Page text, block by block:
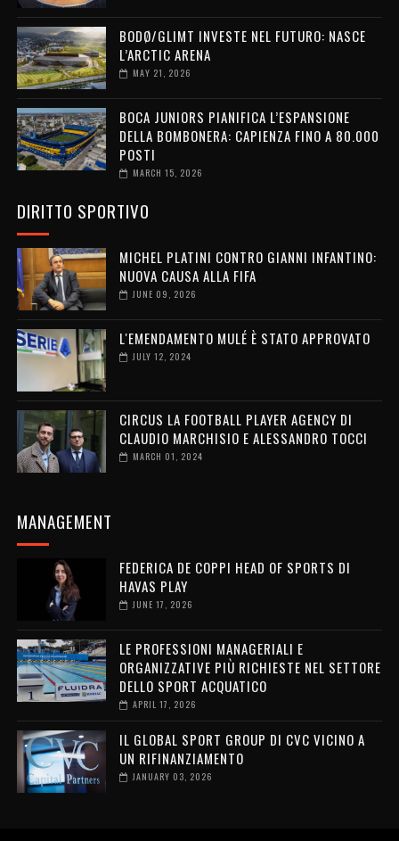
BODØ/GLIMT INVESTE NEL FUTURO: NASCE
L’ARCTIC ARENA
MAY 21, 2026
BOCA JUNIORS PIANIFICA L’ESPANSIONE
DELLA BOMBONERA: CAPIENZA FINO A 80.000
POSTI
MARCH 15, 2026
DIRITTO SPORTIVO
MICHEL PLATINI CONTRO GIANNI INFANTINO:
NUOVA CAUSA ALLA FIFA
JUNE 09, 2026
L'EMENDAMENTO MULÉ È STATO APPROVATO
JULY 12, 2024
CIRCUS LA FOOTBALL PLAYER AGENCY DI
CLAUDIO MARCHISIO E ALESSANDRO TOCCI
MARCH 01, 2024
MANAGEMENT
FEDERICA DE COPPI HEAD OF SPORTS DI
HAVAS PLAY
JUNE 17, 2026
LE PROFESSIONI MANAGERIALI E
ORGANIZZATIVE PIÙ RICHIESTE NEL SETTORE
DELLO SPORT ACQUATICO
APRIL 17, 2026
IL GLOBAL SPORT GROUP DI CVC VICINO A
UN RIFINANZIAMENTO
JANUARY 03, 2026